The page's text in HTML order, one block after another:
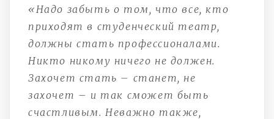
«Надо забыть о том, что все, кто
приходят в студенческий театр,
должны стать профессионалами.
Никто никому ничего не должен.
Захочет стать – станет, не
захочет – и так сможет быть
счастливым. Неважно также,